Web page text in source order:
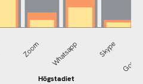
Högstadiet
Zoom Whatsapp Skype